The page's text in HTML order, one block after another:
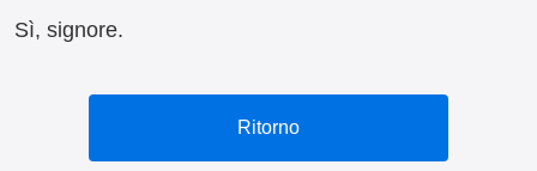
Sì, signore.
Ritorno